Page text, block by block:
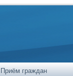
Приём граждан